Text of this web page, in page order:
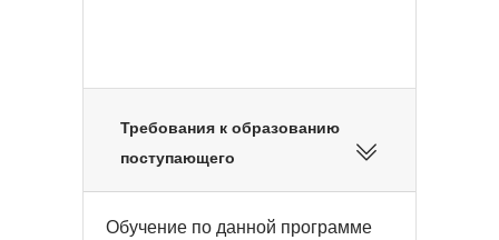
Требования к образованию
поступающего
Обучение по данной программе